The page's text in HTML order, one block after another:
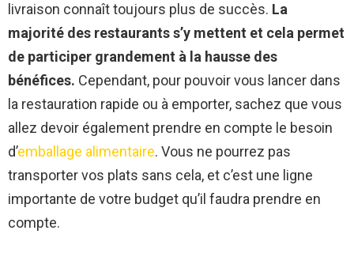
livraison connaît toujours plus de succès. La
majorité des restaurants s’y mettent et cela permet
de participer grandement à la hausse des
bénéfices. Cependant, pour pouvoir vous lancer dans
la restauration rapide ou à emporter, sachez que vous
allez devoir également prendre en compte le besoin
d’emballage alimentaire. Vous ne pourrez pas
transporter vos plats sans cela, et c’est une ligne
importante de votre budget qu’il faudra prendre en
compte.